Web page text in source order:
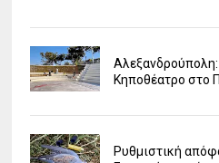
Κηποθέατρο στο
Ρυθμιστική